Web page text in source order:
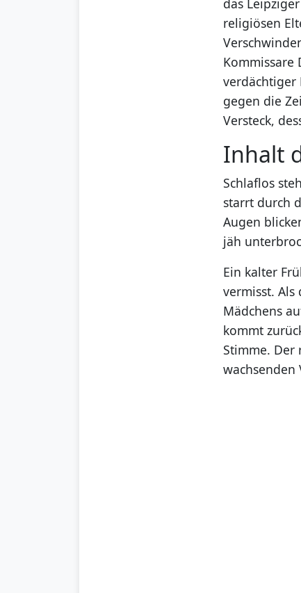
das
religiösen
Kommissare
verdächtiger
gegen die
Versteck,
Inhalt
Schlaflos
starrt durch
Augen
jäh
Ein kalter
vermisst. Als
Mädchens
kommt
Stimme. Der
wachsenden